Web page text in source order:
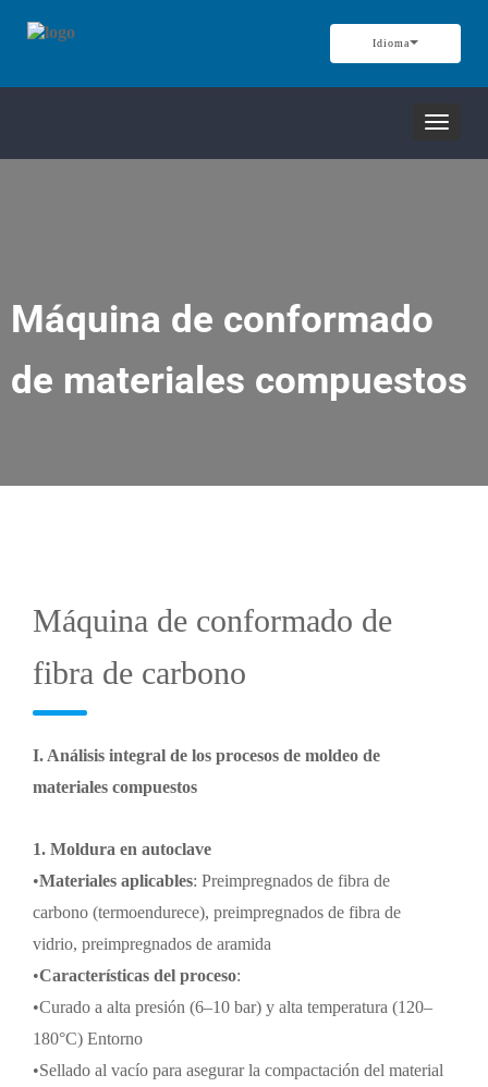
Idioma
Máquina de conformado
de materiales compuestos
Máquina de conformado de
fibra de carbono
I. Análisis integral de los procesos de moldeo de
materiales compuestos
1. Moldura en autoclave
•Materiales aplicables: Preimpregnados de fibra de
carbono (termoendurece), preimpregnados de fibra de
vidrio, preimpregnados de aramida
•Características del proceso:
•Curado a alta presión (6–10 bar) y alta temperatura (120–
180°C) Entorno
•Sellado al vacío para asegurar la compactación del material